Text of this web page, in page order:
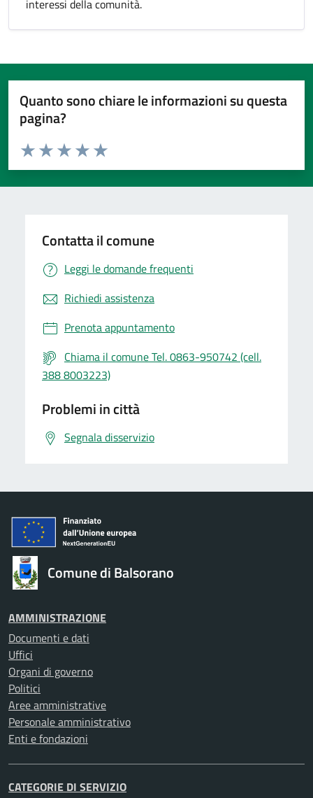
interessi della comunità.
Quanto sono chiare le informazioni su questa
pagina?
Valuta da 1 a 5 stelle la pagina
Valuta 5 stelle su 5
Valuta 4 stelle su 5
Valuta 3 stelle su 5
Valuta 2 stelle su 5
Valuta 1 stelle su 5
Contatta il comune
Leggi le domande frequenti
Richiedi assistenza
Prenota appuntamento
Chiama il comune Tel. 0863-950742 (cell.
388 8003223)
Problemi in città
Segnala disservizio
Comune di Balsorano
AMMINISTRAZIONE
Documenti e dati
Uffici
Organi di governo
Politici
Aree amministrative
Personale amministrativo
Enti e fondazioni
CATEGORIE DI SERVIZIO